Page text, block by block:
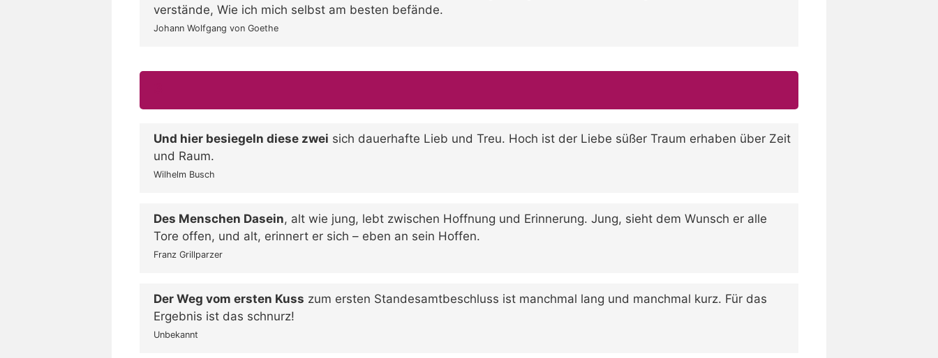
verstände, Wie ich mich selbst am besten befände.
Johann Wolfgang von Goethe
Und hier besiegeln diese zwei sich dauerhafte Lieb und Treu. Hoch ist der Liebe süßer Traum erhaben über Zeit
und Raum.
Wilhelm Busch
Des Menschen Dasein, alt wie jung, lebt zwischen Hoffnung und Erinnerung. Jung, sieht dem Wunsch er alle
Tore offen, und alt, erinnert er sich – eben an sein Hoffen.
Franz Grillparzer
Der Weg vom ersten Kuss zum ersten Standesamtbeschluss ist manchmal lang und manchmal kurz. Für das
Ergebnis ist das schnurz!
Unbekannt